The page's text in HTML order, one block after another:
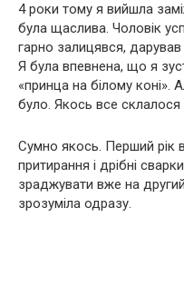
4 роки тому я вийшла
була щаслива. Чоловік
гарно залицявся, дарував
Я була впевнена, що я
«принца на білому коні».
було. Якось все
Сумно якось. Перший рік
притирання і дрібні
зраджувати вже на
зрозуміла одразу.